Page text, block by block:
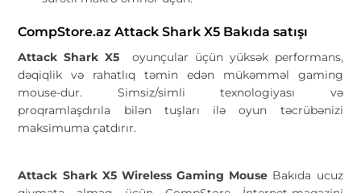
CompStore.az Attack Shark X5 Bakıda satışı
Attack Shark X5
oyunçular üçün yüksək performans,
dəqiqlik və rahatlıq təmin edən mükəmməl gaming
mouse-dur. Simsiz/simli texnologiyası və
proqramlaşdırıla bilən tuşları ilə oyun təcrübənizi
maksimuma çatdırır.
Attack Shark X5 Wireless Gaming Mouse Bakıda ucuz